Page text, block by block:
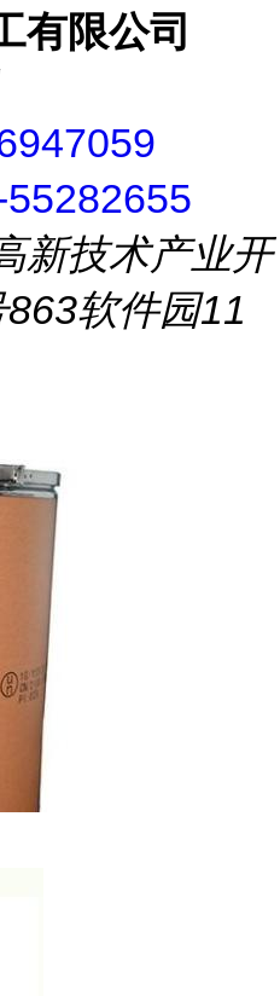
有限公司
新技术产业开
软件园11